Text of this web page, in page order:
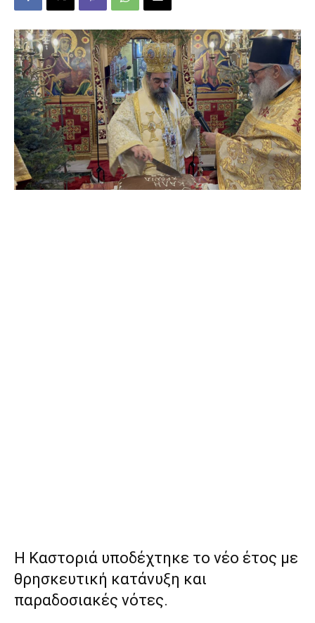
Η Καστοριά υποδέχτηκε το νέο έτος με
θρησκευτική κατάνυξη και
παραδοσιακές νότες.